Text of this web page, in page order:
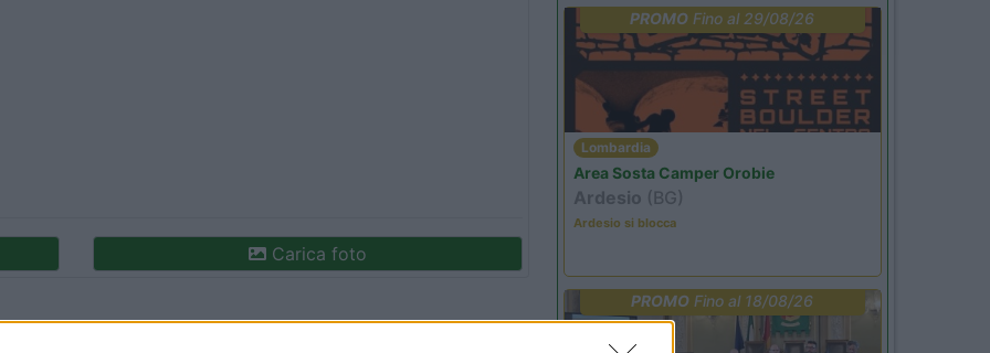
Carica foto
PROMO Fino al 29/08/26
Lombardia
Area Sosta Camper Orobie
Ardesio (BG)
Ardesio si blocca
PROMO Fino al 18/08/26